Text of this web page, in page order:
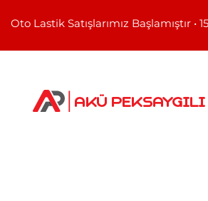
Oto Lastik Satışlarımız Başlamıştır